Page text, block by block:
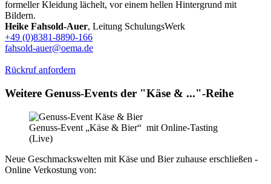
Heike Fahsold-Auer, Leitung SchulungsWerk
+49 (0)8381-8890-166
fahsold-auer@oema.de
Rückruf anfordern
Weitere Genuss-Events der "Käse & ..."-Reihe
Genuss-Event „Käse & Bier“ mit Online-Tasting
(Live)
Neue Geschmackswelten mit Käse und Bier zuhause erschließen -
Online Verkostung von: